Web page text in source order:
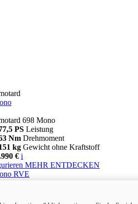
698 Mono
PS Leistung
Nm Drehmoment
kg Gewicht ohne Kraftstoff
€ i
MEHR ENTDECKEN
RVE
77,5 PS
Leistung